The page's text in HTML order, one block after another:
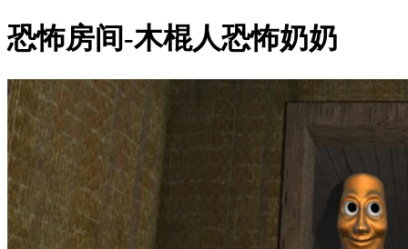
恐怖房间-木棍人恐怖奶奶